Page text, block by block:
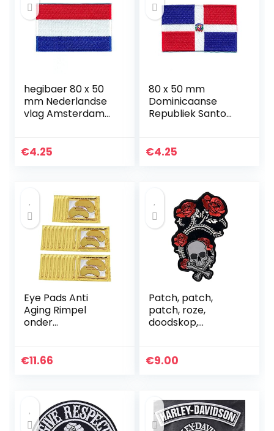
hegibaer 80 x 50
mm Nederlandse
vlag Amsterdam
€4.25
80 x 50 mm
Dominicaanse
Republiek Santo
opstrijkmachine
€4.25
Eye Pads Anti
Aging Rimpel
onder
Removal Patches
Gezondheid
€11.66
Patch, patch,
patch, roze,
doodskop,
€9.00